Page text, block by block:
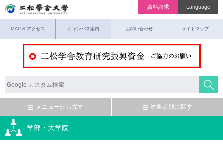
資料請求 Language
MAP & アクセス キャンパス案内 お問い合わせ サイトマップ
メニューから探す 対象者別に探す
学部・大学院